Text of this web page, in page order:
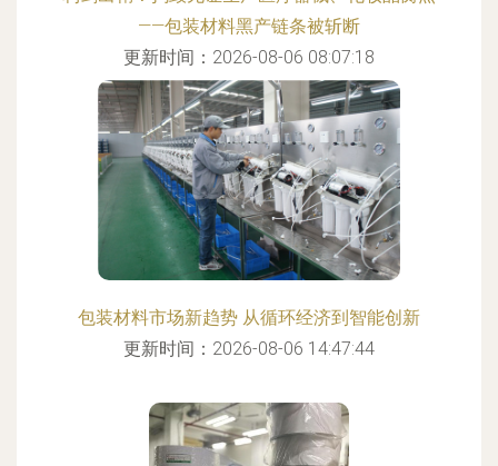
——包装材料黑产链条被斩断
更新时间：2026-08-06 08:07:18
包装材料市场新趋势 从循环经济到智能创新
更新时间：2026-08-06 14:47:44